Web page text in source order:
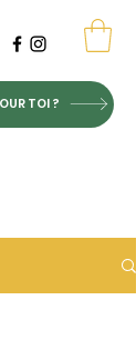
TOI ?